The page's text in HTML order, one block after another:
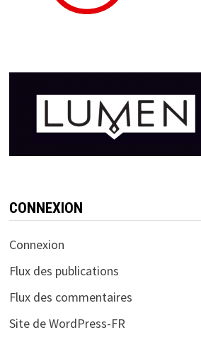
CONNEXION
Connexion
Flux des publications
Flux des commentaires
Site de WordPress-FR